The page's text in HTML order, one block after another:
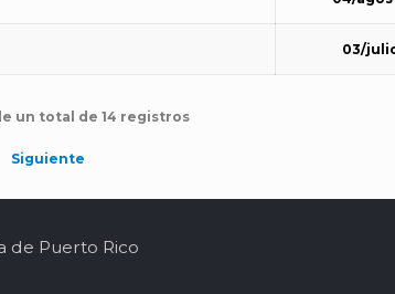
03/
un total de 14 registros
Siguiente
de Puerto Rico